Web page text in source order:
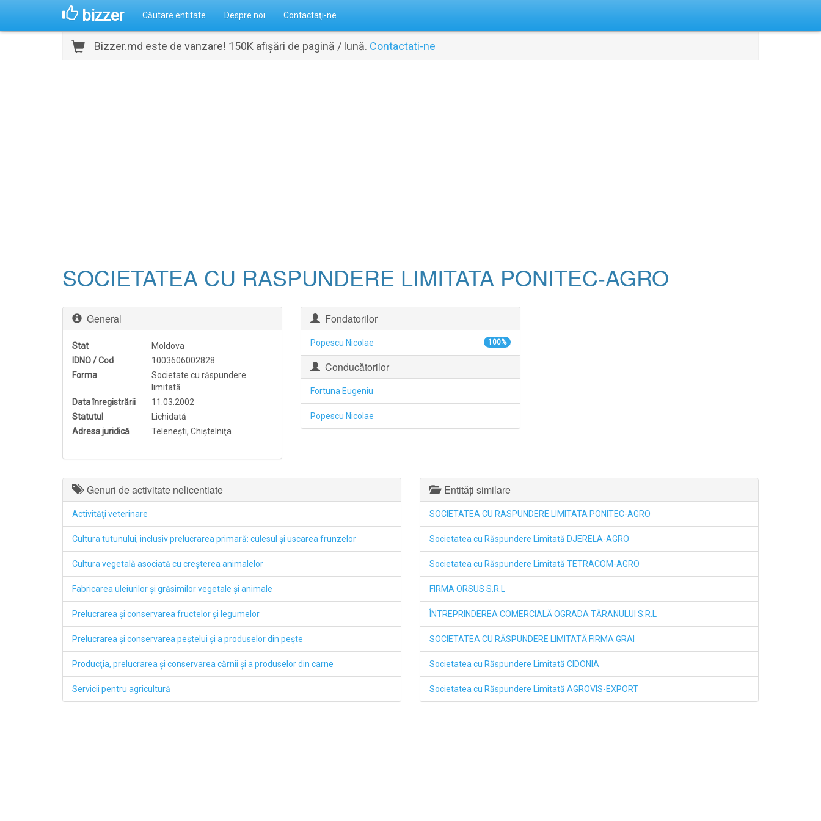
bizzer Căutare entitate Despre noi Contactaţi-ne
Bizzer.md este de vanzare! 150K afișări de pagină / lună. Contactati-ne
SOCIETATEA CU RASPUNDERE LIMITATA PONITEC-AGRO
General
Stat
Moldova
IDNO / Cod
1003606002828
Forma
Societate cu răspundere
limitată
Data înregistrării
11.03.2002
Statutul
Lichidată
Adresa juridică
Teleneşti, Chiştelniţa
Fondatorilor
Popescu Nicolae 100%
Conducătorilor
Fortuna Eugeniu
Popescu Nicolae
Genuri de activitate nelicentiate
Activităţi veterinare
Cultura tutunului, inclusiv prelucrarea primară: culesul şi uscarea frunzelor
Cultura vegetală asociată cu creşterea animalelor
Fabricarea uleiurilor şi grăsimilor vegetale şi animale
Prelucrarea şi conservarea fructelor şi legumelor
Prelucrarea şi conservarea peştelui şi a produselor din peşte
Producţia, prelucrarea şi conservarea cărnii şi a produselor din carne
Servicii pentru agricultură
Entități similare
SOCIETATEA CU RASPUNDERE LIMITATA PONITEC-AGRO
Societatea cu Răspundere Limitată DJERELA-AGRO
Societatea cu Răspundere Limitată TETRACOM-AGRO
FIRMA ORSUS S.R.L
ÎNTREPRINDEREA COMERCIALĂ OGRADA TĂRANULUI S.R.L
SOCIETATEA CU RĂSPUNDERE LIMITATĂ FIRMA GRAI
Societatea cu Răspundere Limitată CIDONIA
Societatea cu Răspundere Limitată AGROVIS-EXPORT